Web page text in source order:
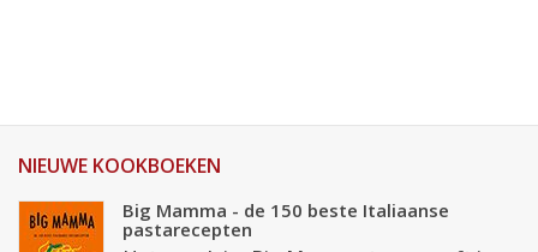
NIEUWE KOOKBOEKEN
Big Mamma - de 150 beste Italiaanse
pastarecepten